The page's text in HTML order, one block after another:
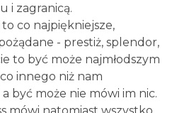
i zagranicą.
co najpiękniejsze,
- prestiż, splendor,
to być może najmłodszym
innego niż nam
być może nie mówi im nic.
mówi natomiast wszystko.